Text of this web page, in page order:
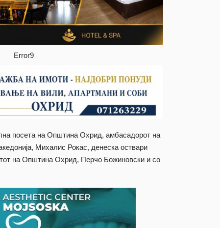
Error9
посета на Општина Охрид, амбасадорот на
Михалис Рокас, денеска оствари
на Општина Охрид, Перчо Божиновски и со